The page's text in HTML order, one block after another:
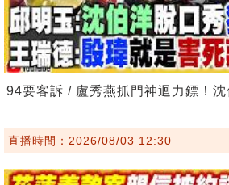
94要客訴 / 盧秀燕抓門神迴力鏢！
直播時間：2026/08/03 12:30